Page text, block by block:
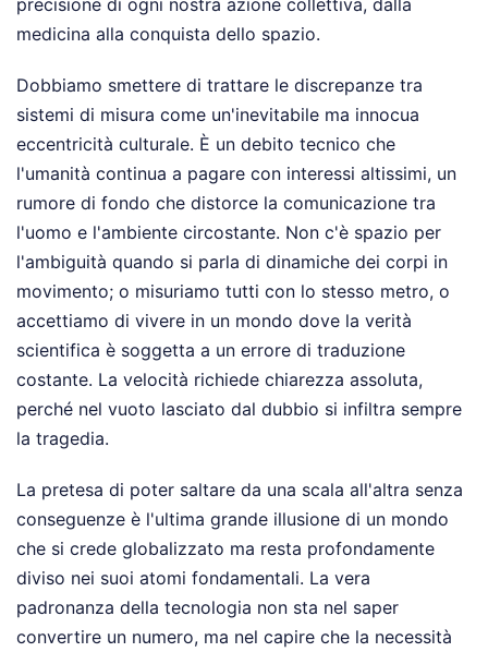
medicina alla conquista dello spazio.
Dobbiamo smettere di trattare le discrepanze tra
sistemi di misura come un'inevitabile ma innocua
eccentricità culturale. È un debito tecnico che
l'umanità continua a pagare con interessi altissimi, un
rumore di fondo che distorce la comunicazione tra
l'uomo e l'ambiente circostante. Non c'è spazio per
l'ambiguità quando si parla di dinamiche dei corpi in
movimento; o misuriamo tutti con lo stesso metro, o
accettiamo di vivere in un mondo dove la verità
scientifica è soggetta a un errore di traduzione
costante. La velocità richiede chiarezza assoluta,
perché nel vuoto lasciato dal dubbio si infiltra sempre
la tragedia.
La pretesa di poter saltare da una scala all'altra senza
conseguenze è l'ultima grande illusione di un mondo
che si crede globalizzato ma resta profondamente
diviso nei suoi atomi fondamentali. La vera
padronanza della tecnologia non sta nel saper
convertire un numero, ma nel capire che la necessità